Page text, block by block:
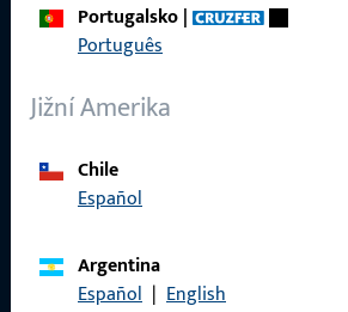
Portugalsko|
Português
Jižní Amerika
Chile
Español
Argentina
Español | English